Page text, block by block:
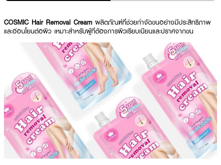
COSMIC Hair Removal Cream ผลิตภัณฑ์ที่ช่วยกำจัดขนอย่างมีประสิทธิภาพ
และอ่อนโยนต่อผิว เหมาะสำหรับผู้ที่ต้องการผิวเรียบเนียนและปราศจากขน